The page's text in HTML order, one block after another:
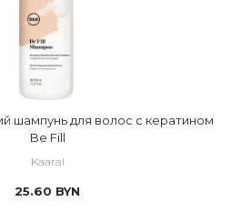
шампунь для волос с кератином
Be Fill
Kaaral
25.60 BYN